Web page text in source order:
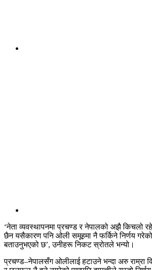
‘नेता व्यवस्थापनमा प्रचण्ड र नेपालको अझै किचलो
छैन यसैकारण पनि ओली समूहमा नै फर्किने निर्णय
बताउनुभएको छ’, उनीहरू निकट स्रोतले भन्यो।
प्रचण्ड–नेपालसँग ओलीलाई हटाउने भन्दा अरु राम्रा